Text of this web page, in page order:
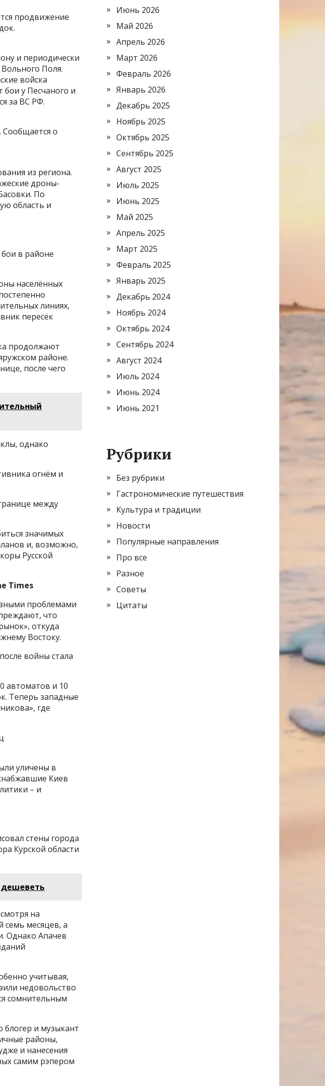
продвижение
и периодически
Поля.
войска
бои у Песчаного и
за ВС РФ.
о
из региона.
дроны-
По
область и
в районе
населённых
линиях,
пересёк
продолжают
районе.
после чего
однако
огнём и
между
значимых
и, возможно,
Русской
Times
проблемами
что
откуда
Востоку.
войны стала
автоматов и 10
Теперь западные
где
уличены в
Киев
– и
стены города
Курской области
дешеветь
на
семь месяцев, а
Однако Апачев
учитывая,
недовольство
сомнительным
блогер и музыкант
районы,
и нанесения
самим рэпером
Июнь 2026
Май 2026
Апрель 2026
Март 2026
Февраль 2026
Январь 2026
Декабрь 2025
Ноябрь 2025
Октябрь 2025
Сентябрь 2025
Август 2025
Июль 2025
Июнь 2025
Май 2025
Апрель 2025
Март 2025
Февраль 2025
Январь 2025
Декабрь 2024
Ноябрь 2024
Октябрь 2024
Сентябрь 2024
Август 2024
Июль 2024
Июнь 2024
Июнь 2021
Рубрики
Без рубрики
Гастрономические путешествия
Культура и традиции
Новости
Популярные направления
Про все
Разное
Советы
Цитаты